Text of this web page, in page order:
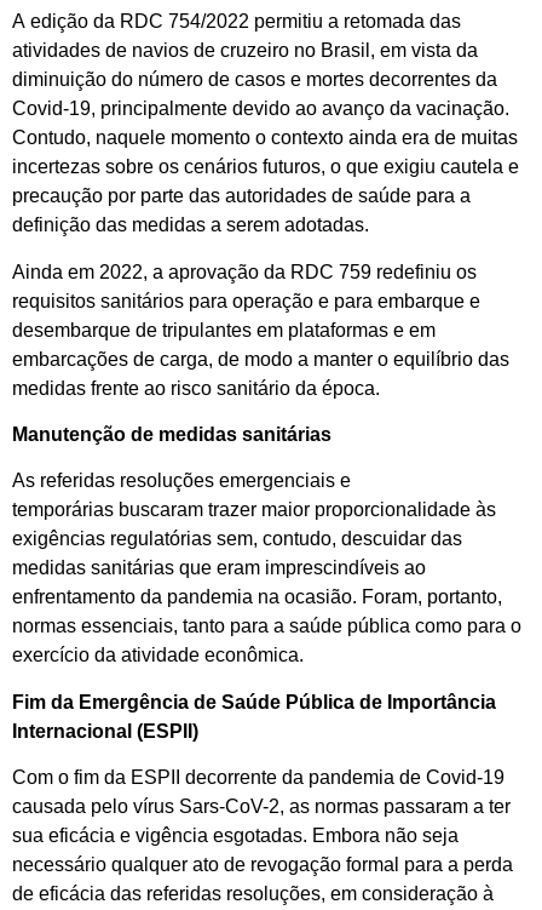
A edição da RDC 754/2022 permitiu a retomada das
atividades de navios de cruzeiro no Brasil, em vista da
diminuição do número de casos e mortes decorrentes da
Covid-19, principalmente devido ao avanço da vacinação.
Contudo, naquele momento o contexto ainda era de muitas
incertezas sobre os cenários futuros, o que exigiu cautela e
precaução por parte das autoridades de saúde para a
definição das medidas a serem adotadas.
Ainda em 2022, a aprovação da RDC 759 redefiniu os
requisitos sanitários para operação e para embarque e
desembarque de tripulantes em plataformas e em
embarcações de carga, de modo a manter o equilíbrio das
medidas frente ao risco sanitário da época.
Manutenção de medidas sanitárias
As referidas resoluções emergenciais e
temporárias buscaram trazer maior proporcionalidade às
exigências regulatórias sem, contudo, descuidar das
medidas sanitárias que eram imprescindíveis ao
enfrentamento da pandemia na ocasião. Foram, portanto,
normas essenciais, tanto para a saúde pública como para o
exercício da atividade econômica.
Fim da Emergência de Saúde Pública de Importância
Internacional (ESPII)
Com o fim da ESPII decorrente da pandemia de Covid-19
causada pelo vírus Sars-CoV-2, as normas passaram a ter
sua eficácia e vigência esgotadas. Embora não seja
necessário qualquer ato de revogação formal para a perda
de eficácia das referidas resoluções, em consideração à